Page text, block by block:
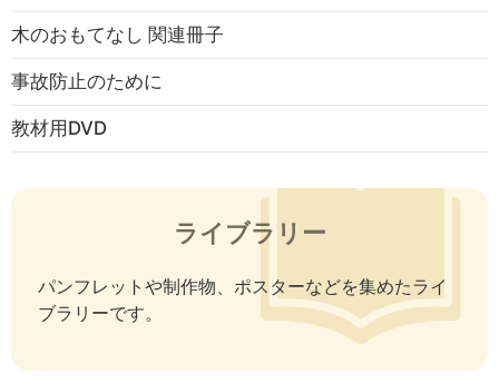
木のおもてなし 関連冊子
事故防止のために
教材用DVD
ライブラリー
パンフレットや制作物、ポスターなどを集めたライ
ブラリーです。